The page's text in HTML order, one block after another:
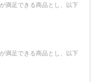
満足できる商品とし、以下
満足できる商品とし、以下